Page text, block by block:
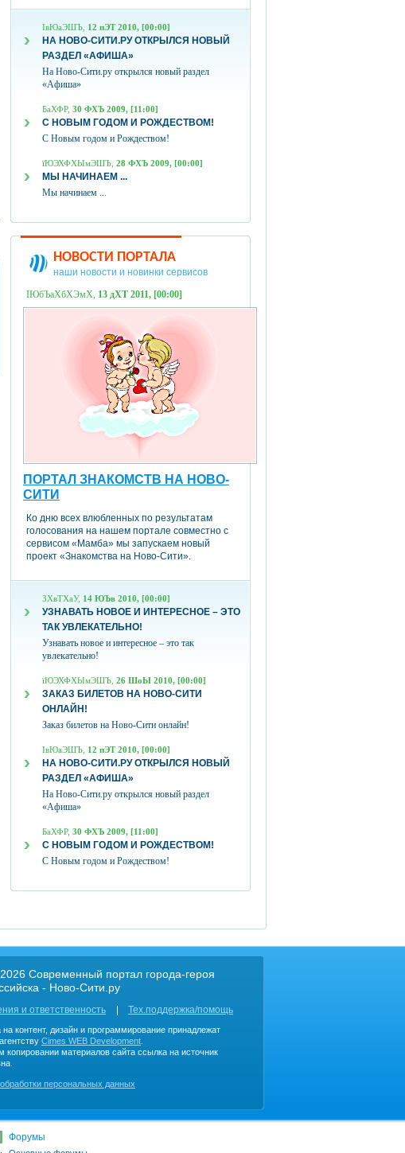
ІвЮаЭШЪ, 12 пЭТ 2010, [00:00]
НА НОВО-СИТИ.РУ ОТКРЫЛСЯ НОВЫЙ
РАЗДЕЛ «АФИША»
На Ново-Сити.ру открылся новый раздел
«Афиша»
БаХФР, 30 ФХЪ 2009, [11:00]
С НОВЫМ ГОДОМ И РОЖДЕСТВОМ!
С Новым годом и Рождеством!
їЮЭХФХЫмЭШЪ, 28 ФХЪ 2009, [00:00]
МЫ НАЧИНАЕМ ...
Мы начинаем ...
НОВОСТИ ПОРТАЛА
наши новости и новинки сервисов
ІЮбЪаХбХЭмХ, 13 дХТ 2011, [00:00]
ПОРТАЛ ЗНАКОМСТВ НА НОВО-
СИТИ
Ко дню всех влюбленных по результатам
голосования на нашем портале совместно с
сервисом «Мамба» мы запускаем новый
проект «Знакомства на Ново-Сити».
ЗХвТХаУ, 14 ЮЪв 2010, [00:00]
УЗНАВАТЬ НОВОЕ И ИНТЕРЕСНОЕ – ЭТО
ТАК УВЛЕКАТЕЛЬНО!
Узнавать новое и интересное – это так
увлекательно!
їЮЭХФХЫмЭШЪ, 26 ШоЫ 2010, [00:00]
ЗАКАЗ БИЛЕТОВ НА НОВО-СИТИ
ОНЛАЙН!
Заказ билетов на Ново-Сити онлайн!
ІвЮаЭШЪ, 12 пЭТ 2010, [00:00]
НА НОВО-СИТИ.РУ ОТКРЫЛСЯ НОВЫЙ
РАЗДЕЛ «АФИША»
На Ново-Сити.ру открылся новый раздел
«Афиша»
БаХФР, 30 ФХЪ 2009, [11:00]
С НОВЫМ ГОДОМ И РОЖДЕСТВОМ!
С Новым годом и Рождеством!
Современный портал города-героя
- Ново-Сити.ру
и ответственность Тех.поддержка/помощь
на контент, дизайн и программирование принадлежат
Cimes WEB Development
копировании материалов сайта ссылка на источник
персональных данных
Форумы